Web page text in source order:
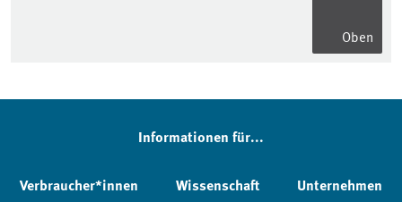
Oben
Informationen für...
Verbraucher*innen Wissenschaft Unternehmen